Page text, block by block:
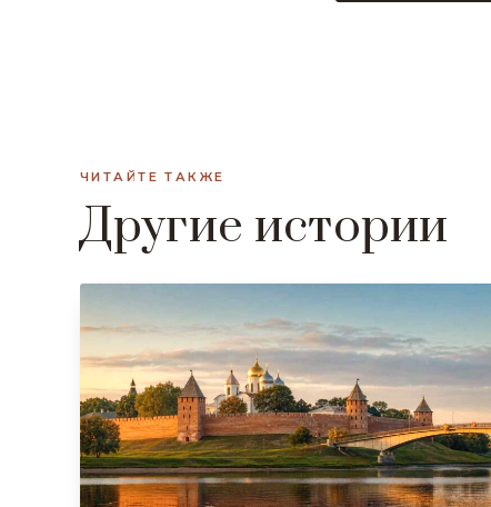
ЧИТАЙТЕ ТАКЖЕ
Другие истории